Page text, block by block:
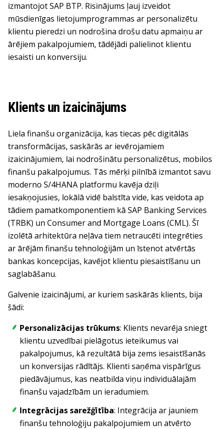
izmantojot SAP BTP. Risinājums ļauj izveidot
mūsdienīgas lietojumprogrammas ar personalizētu
klientu pieredzi un nodrošina drošu datu apmaiņu ar
ārējiem pakalpojumiem, tādējādi palielinot klientu
iesaisti un konversiju.
Klients un izaicinājums
Liela finanšu organizācija, kas tiecas pēc digitālās
transformācijas, saskārās ar ievērojamiem
izaicinājumiem, lai nodrošinātu personalizētus, mobilos
finanšu pakalpojumus. Tās mērķi pilnībā izmantot savu
moderno S/4HANA platformu kavēja dziļi
iesakņojusies, lokālā vidē balstīta vide, kas veidota ap
tādiem pamatkomponentiem kā SAP Banking Services
(TRBK) un Consumer and Mortgage Loans (CML). Šī
izolētā arhitektūra neļāva tiem netraucēti integrēties
ar ārējām finanšu tehnoloģijām un īstenot atvērtās
bankas koncepcijas, kavējot klientu piesaistīšanu un
saglabāšanu.
Galvenie izaicinājumi, ar kuriem saskārās klients, bija
šādi:
Personalizācijas trūkums: Klients nevarēja sniegt
klientu uzvedībai pielāgotus ieteikumus vai
pakalpojumus, kā rezultātā bija zems iesaistīšanās
un konversijas rādītājs. Klienti saņēma vispārīgus
piedāvājumus, kas neatbilda viņu individuālajām
finanšu vajadzībām un ieradumiem.
Integrācijas sarežģītība: Integrācija ar jauniem
finanšu tehnoloģiju pakalpojumiem un atvērto